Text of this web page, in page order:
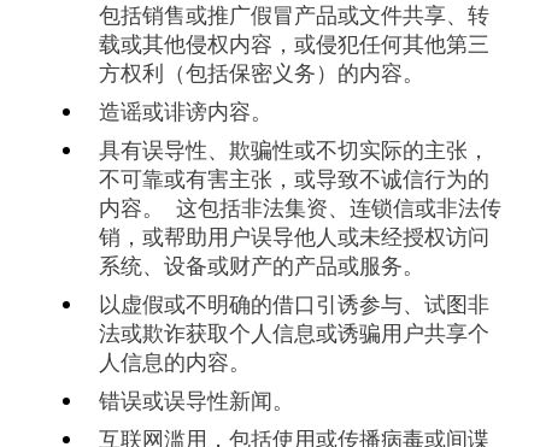
包括销售或推广假冒产品或文件共享、转
载或其他侵权内容，或侵犯任何其他第三
方权利（包括保密义务）的内容。
造谣或诽谤内容。
具有误导性、欺骗性或不切实际的主张，
不可靠或有害主张，或导致不诚信行为的
内容。 这包括非法集资、连锁信或非法传
销，或帮助用户误导他人或未经授权访问
系统、设备或财产的产品或服务。
以虚假或不明确的借口引诱参与、试图非
法或欺诈获取个人信息或诱骗用户共享个
人信息的内容。
错误或误导性新闻。
互联网滥用，包括使用或传播病毒或间谍